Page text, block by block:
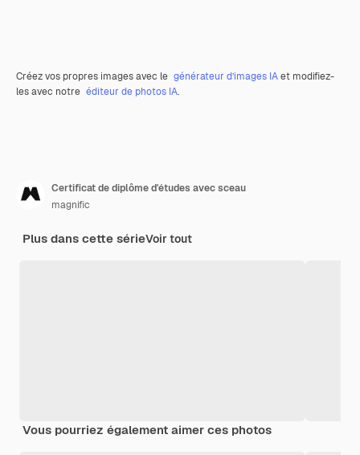
Créez vos propres images avec le générateur d’images IAet modifiez-
les avec notre éditeur de photos IA.
Certificat de diplôme d'études avec sceau
magnific
Plus dans cette sérieVoir tout
Vous pourriez également aimer ces photos